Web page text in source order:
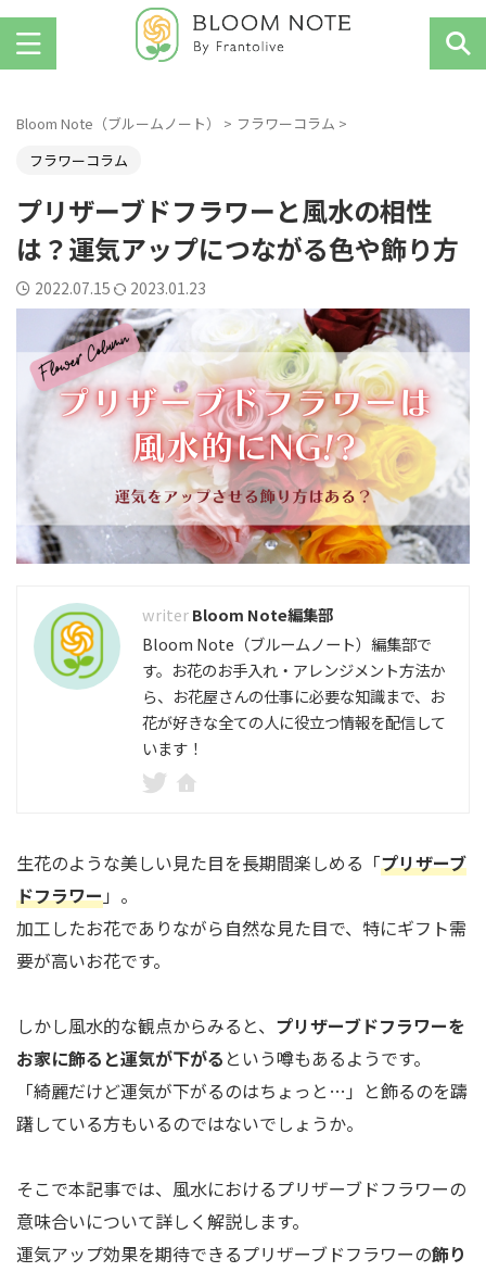
Bloom Note（ブルームノート） > フラワーコラム >
フラワーコラム
プリザーブドフラワーと風水の相性
は？運気アップにつながる色や飾り方
2022.07.15 2023.01.23
Bloom Note編集部
Bloom Note（ブルームノート）編集部で
す。お花のお手入れ・アレンジメント方法か
ら、お花屋さんの仕事に必要な知識まで、お
花が好きな全ての人に役立つ情報を配信して
います！
生花のような美しい見た目を長期間楽しめる「プリザーブ
ドフラワー」。
加工したお花でありながら自然な見た目で、特にギフト需
要が高いお花です。
しかし風水的な観点からみると、 プリザーブドフラワーを
お家に飾ると運気が下がる という噂もあるようです。
「綺麗だけど運気が下がるのはちょっと…」と飾るのを躊
躇している方もいるのではないでしょうか。
そこで本記事では、風水におけるプリザーブドフラワーの
意味合いについて詳しく解説します。
運気アップ効果を期待できるプリザーブドフラワーの飾り